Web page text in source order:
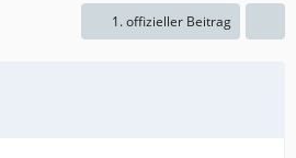
1. offizieller Beitrag